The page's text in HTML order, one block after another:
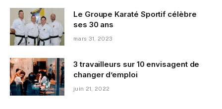
Le Groupe Karaté Sportif célèbre
ses 30 ans
mars 31, 2023
3 travailleurs sur 10 envisagent de
changer d’emploi
juin 21, 2022